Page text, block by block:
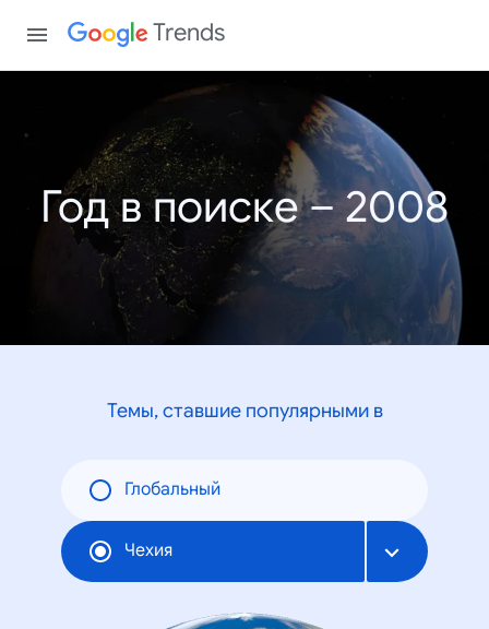
Trends
Год в поиске – 2008
Темы, ставшие популярными в
Глобальный
Чехия